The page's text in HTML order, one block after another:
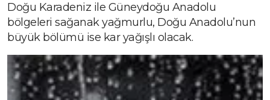
Doğu Karadeniz ile Güneydoğu Anadolu
bölgeleri sağanak yağmurlu, Doğu Anadolu’nun
büyük bölümü ise kar yağışlı olacak.